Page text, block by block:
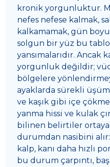
kronik yorgunluktur.
nefes nefese kalmak,
kalkamamak, gün
solgun bir yüz bu
yansımalarıdır. Ancak
yorgunluk değildir;
bölgelere
ayaklarda sürekli
ve kaşık gibi içe
yanma hissi ve kulak
bilinen belirtiler ortaya
durumdan nasibini
kalp, kanı daha hızlı
bu durum çarpıntı,